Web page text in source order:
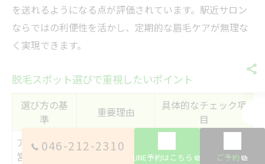
を送れるようになる点が評価されています。駅近サロン
ならではの利便性を活かし、定期的な眉毛ケアが無理な
く実現できます。
脱毛スポット選びで重視したいポイント
選び方の基
準
重要理由
具体的なチェック項
目
アクセス・
営業時間
通いやすさ重視
業
046-212-2310
LINE予約はこちら ご予約